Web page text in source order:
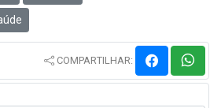
COMPARTILHAR: